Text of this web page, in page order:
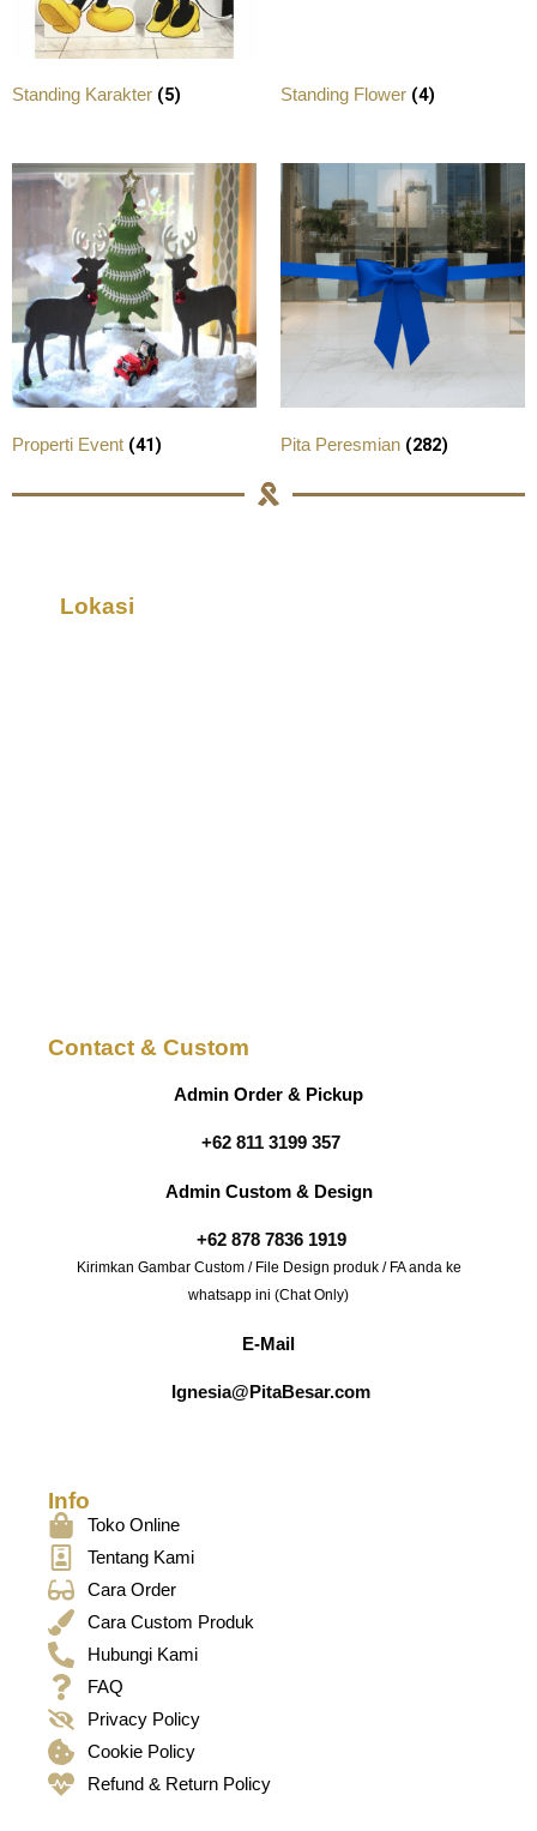
Standing Karakter (5) Standing Flower (4)
Properti Event (41) Pita Peresmian (282)
Lokasi
Contact & Custom
Admin Order & Pickup
+62 811 3199 357
Admin Custom & Design
+62 878 7836 1919
Kirimkan Gambar Custom / File Design produk / FA anda ke
whatsapp ini (Chat Only)
E-Mail
Ignesia@PitaBesar.com
Info
Toko Online
Tentang Kami
Cara Order
Cara Custom Produk
Hubungi Kami
FAQ
Privacy Policy
Cookie Policy
Refund & Return Policy